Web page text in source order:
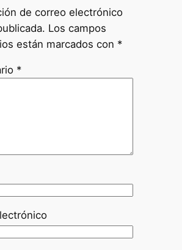
de correo electrónico
Los campos
están marcados con *
*